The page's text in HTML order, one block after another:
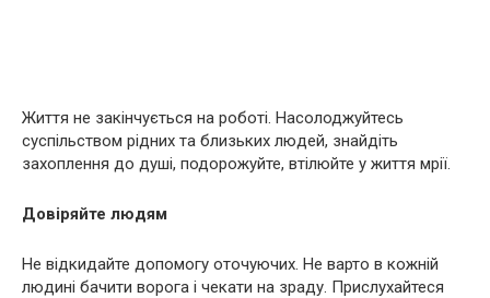
Життя не закінчується на роботі. Насолоджуйтесь
суспільством рідних та близьких людей, знайдіть
захоплення до душі, подорожуйте, втілюйте у життя мрії.
Довіряйте людям
Не відкидайте допомогу оточуючих. Не варто в кожній
людині бачити ворога і чекати на зраду. Прислухайтеся